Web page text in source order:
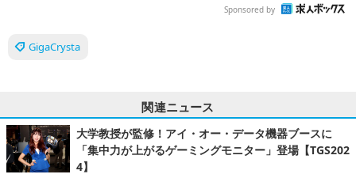
Sponsored by
GigaCrysta
関連ニュース
大学教授が監修！アイ・オー・データ機器ブースに
「集中力が上がるゲーミングモニター」登場【TGS202
4】